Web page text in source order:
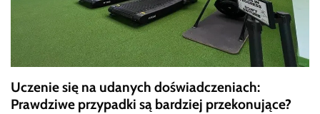
Uczenie się na udanych doświadczeniach:
Prawdziwe przypadki są bardziej przekonujące?